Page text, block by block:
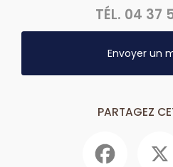
TÉL. 04 37
Envoyer un
PARTAGEZ